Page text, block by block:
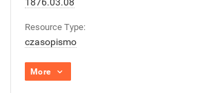
Resource Type:
czasopismo
More